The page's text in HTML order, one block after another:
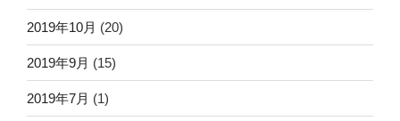
2019年10月 (20)
2019年9月 (15)
2019年7月 (1)